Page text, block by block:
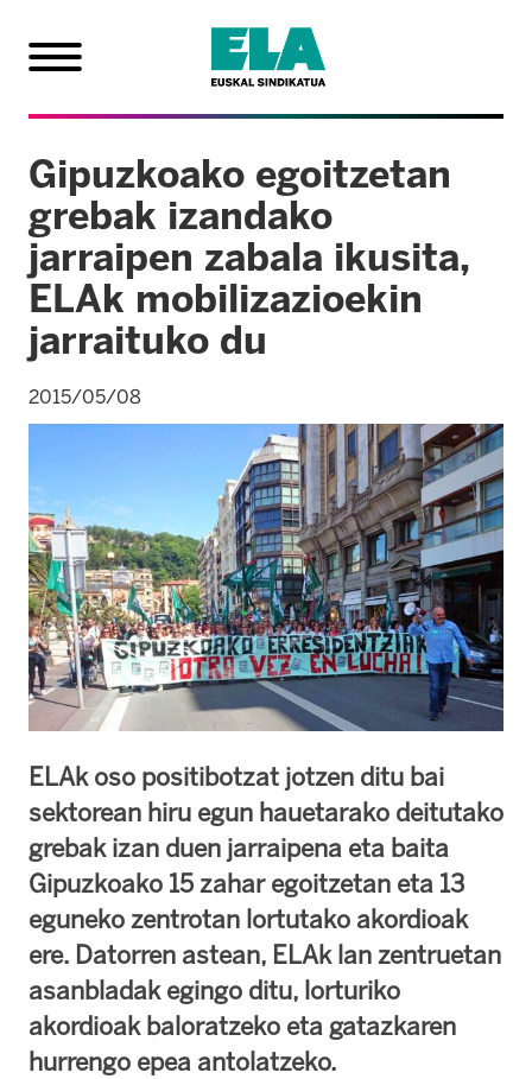
Gipuzkoako egoitzetan
grebak izandako
jarraipen zabala ikusita,
ELAk mobilizazioekin
jarraituko du
2015/05/08
ELAk oso positibotzat jotzen ditu bai
sektorean hiru egun hauetarako deitutako
grebak izan duen jarraipena eta baita
Gipuzkoako 15 zahar egoitzetan eta 13
eguneko zentrotan lortutako akordioak
ere. Datorren astean, ELAk lan zentruetan
asanbladak egingo ditu, lorturiko
akordioak baloratzeko eta gatazkaren
hurrengo epea antolatzeko.